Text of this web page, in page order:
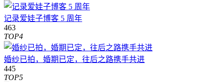
记录爱娃子博客 5 周年
463
TOP4
婚纱已拍，婚期已定，往后之路携手共进
445
TOP5